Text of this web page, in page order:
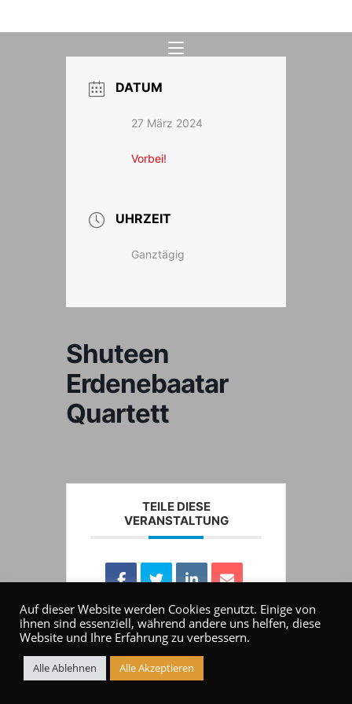
Inhalt
DATUM
27 März 2024
Vorbei!
UHRZEIT
Ganztägig
Shuteen
Erdenebaatar
Quartett
TEILE DIESE
VERANSTALTUNG
Auf dieser Website werden Cookies genutzt. Einige von
ihnen sind essenziell, während andere uns helfen, diese
Website und Ihre Erfahrung zu verbessern.
Alle Ablehnen Alle Akzeptieren